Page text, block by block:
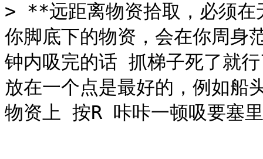
> **远距离物资拾取，必须在
你脚底下的物资，会在你周身
钟内吸完的话 抓梯子死了就
放在一个点是最好的，例如